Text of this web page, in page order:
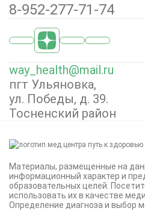
8-952-277-71-74
way_health@mail.ru
пгт Ульяновка,
ул. Победы, д. 39.
Тосненский район
Материалы, размещенные на
информационный характер и
образовательных целей.
использовать их в качестве
Определение диагноза и выбор